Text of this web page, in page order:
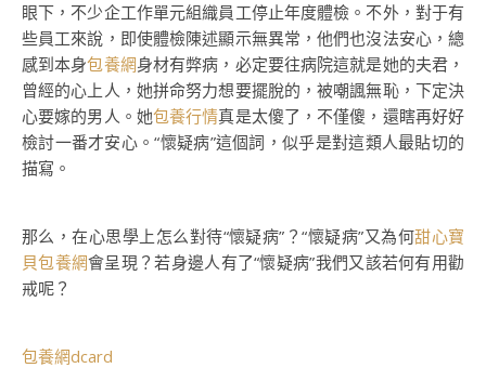
眼下，不少企工作單元組織員工停止年度體檢。不外，對于有
些員工來說，即使體檢陳述顯示無異常，他們也沒法安心，總
感到本身包養網身材有弊病，必定要往病院這就是她的夫君，
曾經的心上人，她拼命努力想要擺脫的，被嘲諷無恥，下定決
心要嫁的男人。她包養行情真是太傻了，不僅傻，還瞎再好好
檢討一番才安心。“懷疑病”這個詞，似乎是對這類人最貼切的
描寫。
那么，在心思學上怎么對待“懷疑病”？“懷疑病”又為何甜心寶
貝包養網會呈現？若身邊人有了“懷疑病”我們又該若何有用勸
戒呢？
包養網dcard